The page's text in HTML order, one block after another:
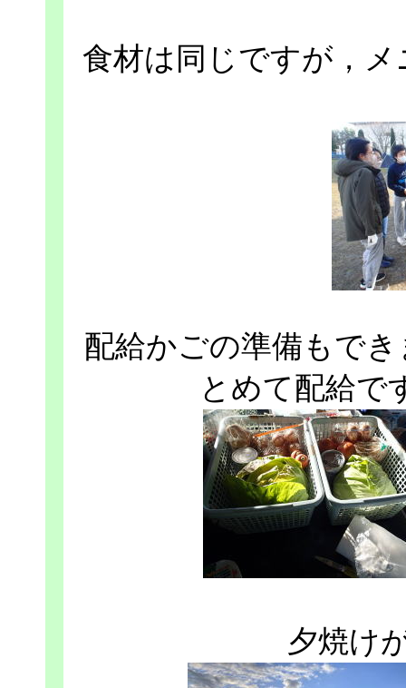
食材は同じですが，
配給かごの準備もで
とめて配給で
夕焼け